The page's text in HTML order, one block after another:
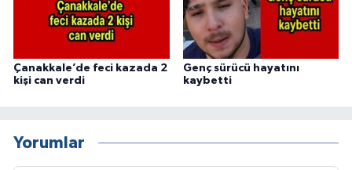
Çanakkale’de feci kazada 2
kişi can verdi
Genç sürücü hayatını
kaybetti
Yorumlar